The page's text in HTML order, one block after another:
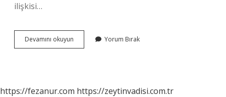
ilişkisi…
Devamını okuyun
Toplum
Yorum Bırak
https://fezanur.com https://zeytinvadisi.com.tr